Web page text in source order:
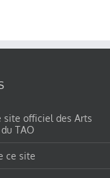
site officiel des Arts
TAO
ce site